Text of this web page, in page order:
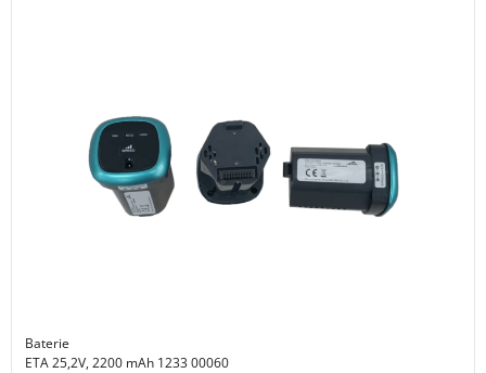
Baterie
ETA 25,2V, 2200 mAh 1233 00060